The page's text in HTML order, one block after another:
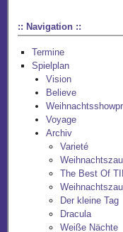
:: Navigation ::
Termine
Spielplan
Vision
Believe
Voyage
Archiv
Varieté
The Best Of
Der kleine Tag
Dracula
Weiße Nächte